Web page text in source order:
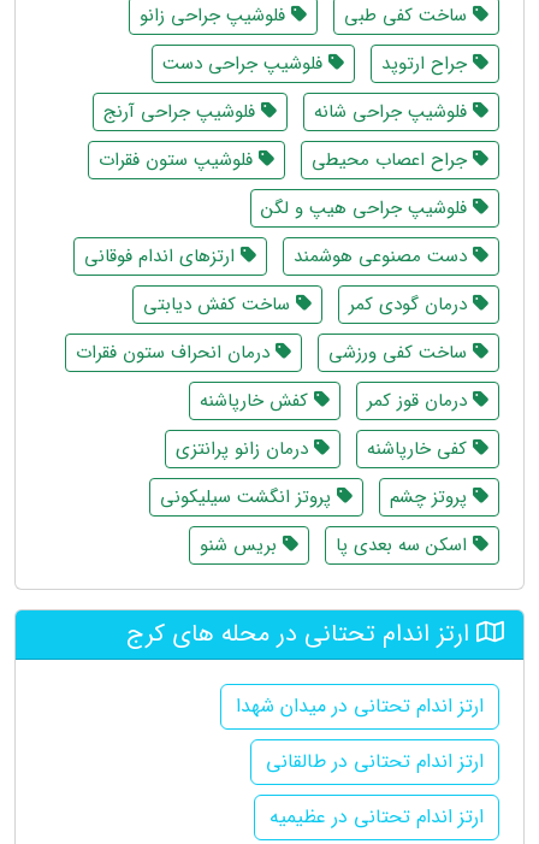
ساخت کفی طبی
فلوشیپ جراحی زانو
جراح ارتوپد
فلوشیپ جراحی دست
فلوشیپ جراحی شانه
فلوشیپ جراحی آرنج
جراح اعصاب محیطی
فلوشیپ ستون فقرات
فلوشیپ جراحی هیپ و لگن
دست مصنوعی هوشمند
ارتزهای اندام فوقانی
درمان گودی کمر
ساخت کفش دیابتی
ساخت کفی ورزشی
درمان انحراف ستون فقرات
درمان قوز کمر
کفش خارپاشنه
کفی خارپاشنه
درمان زانو پرانتزی
پروتز چشم
پروتز انگشت سیلیکونی
اسکن سه بعدی پا
بریس شنو
ارتز اندام تحتانی در محله های کرج
ارتز اندام تحتانی در میدان شهدا
ارتز اندام تحتانی در طالقانی
ارتز اندام تحتانی در عظیمیه